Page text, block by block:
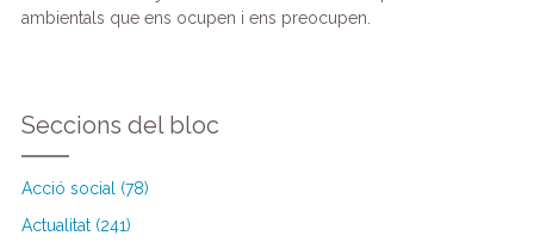
ambientals que ens ocupen i ens preocupen.
Seccions del bloc
Acció social (78)
Actualitat (241)